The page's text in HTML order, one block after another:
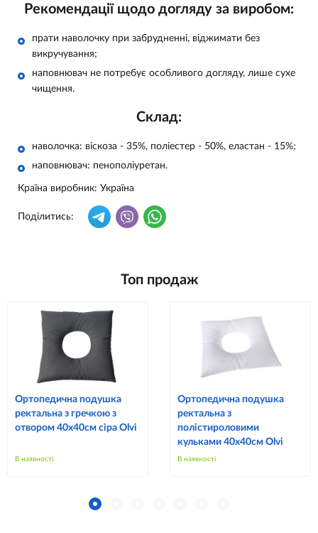
Рекомендації щодо догляду за виробом:
прати наволочку при забрудненні, віджимати без
викручування;
наповнювач не потребує особливого догляду, лише сухе
чищення.
Склад:
наволочка: віскоза - 35%, поліестер - 50%, еластан - 15%;
наповнювач: пенополіуретан.
Країна виробник: Україна
Поділитись:
Топ продаж
Ортопедична подушка
ректальна з гречкою з
отвором 40х40см сіра Olvi
В наявності
Ортопедична подушка
ректальна з
полістироловими
кульками 40х40см Olvi
В наявності